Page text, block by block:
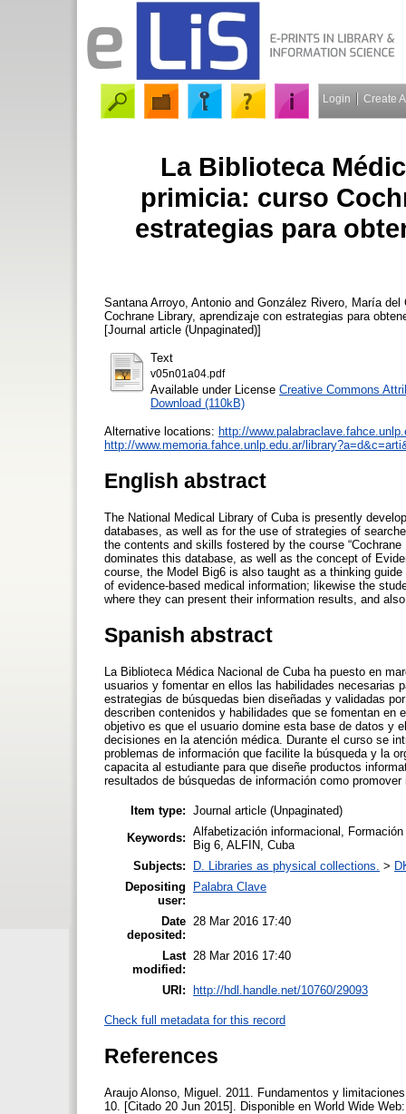
Login Create
La Biblioteca
primicia: curso
estrategias para
Santana Arroyo, Antonio and González Rivero, María del
Cochrane Library, aprendizaje con estrategias para
[Journal article (Unpaginated)]
Text
v05n01a04.pdf
Available under License Creative Commons
Download (110kB)
Alternative locations: http://
http://www.memoria.fahce.unlp.edu.ar/
English abstract
The National Medical Library of Cuba is presently
databases, as well as for the use of strategies of
the contents and skills fostered by the course
dominates this database, as well as the concept of
course, the Model Big6 is also taught as a thinking
of evidence-based medical information; likewise the
where they can present their information results, and
Spanish abstract
La Biblioteca Médica Nacional de Cuba ha puesto en
usuarios y fomentar en ellos las habilidades necesarias
estrategias de búsquedas bien diseñadas y validadas
describen contenidos y habilidades que se fomentan en
objetivo es que el usuario domine esta base de datos y
decisiones en la atención médica. Durante el curso se
problemas de información que facilite la búsqueda y la
capacita al estudiante para que diseñe productos
resultados de búsquedas de información como
Item type: Journal article (Unpaginated)
Keywords: Alfabetización informacional,
Big 6, ALFIN, Cuba
Subjects:
D. Libraries as physical collections. >
Depositing
user:
Palabra Clave
Date
deposited:
28 Mar 2016 17:40
Last
modified:
28 Mar 2016 17:40
URI: http://hdl.handle.net/10760/29093
Check full metadata for this record
References
Araujo Alonso, Miguel. 2011. Fundamentos y
10. [Citado 20 Jun 2015]. Disponible en World Wide